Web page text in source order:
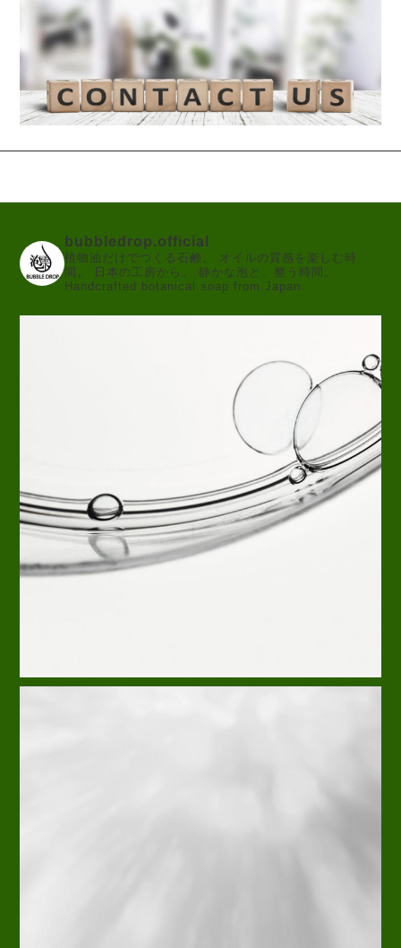
bubbledrop.official
植物油だけでつくる石鹸。
オイルの質感を楽しむ時
間。
日本の工房から。
静かな泡と、整う時間。
Handcrafted botanical soap from Japan.